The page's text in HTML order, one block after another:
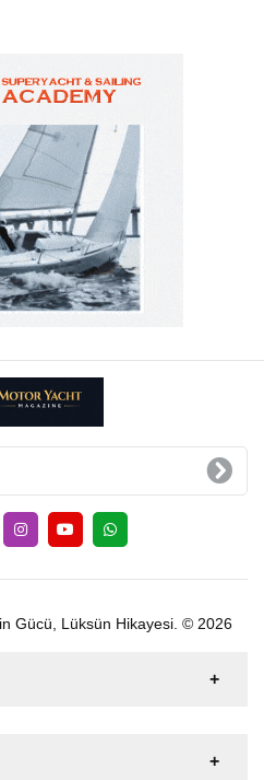
Gücü, Lüksün Hikayesi. © 2026